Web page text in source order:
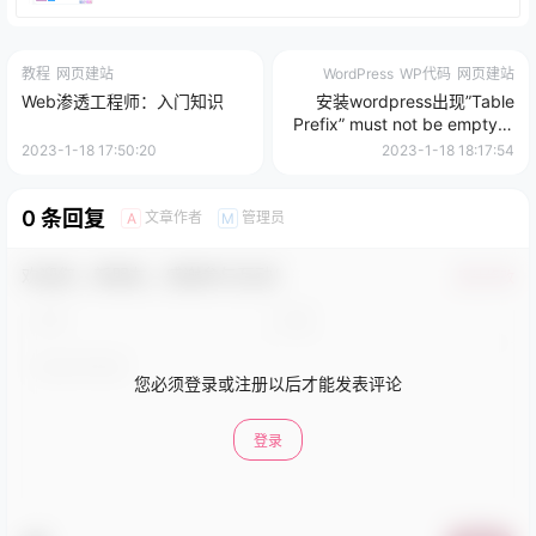
教程 网页建站
Web渗透工程师：入门知识
2023-1-18 17:50:20
WordPress WP代码 网页建站
安装wordpress出现”Table
Prefix” must not be empty解
决方法，真实有效
2023-1-18 18:17:54
0 条回复 A 文章作者 M 管理员
您必须登录或注册以后才能发表评论
登录